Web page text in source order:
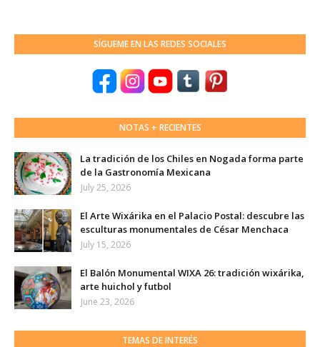
SÍGUEME EN LAS REDES SOCIALES
NOTAS + RECIENTES
La tradición de los Chiles en Nogada forma parte
de la Gastronomía Mexicana
July 25, 2026
El Arte Wixárika en el Palacio Postal: descubre las
esculturas monumentales de César Menchaca
July 15, 2026
El Balón Monumental WIXA 26: tradición wixárika,
arte huichol y futbol
June 23, 2026
TEMAS DE INTERÉS